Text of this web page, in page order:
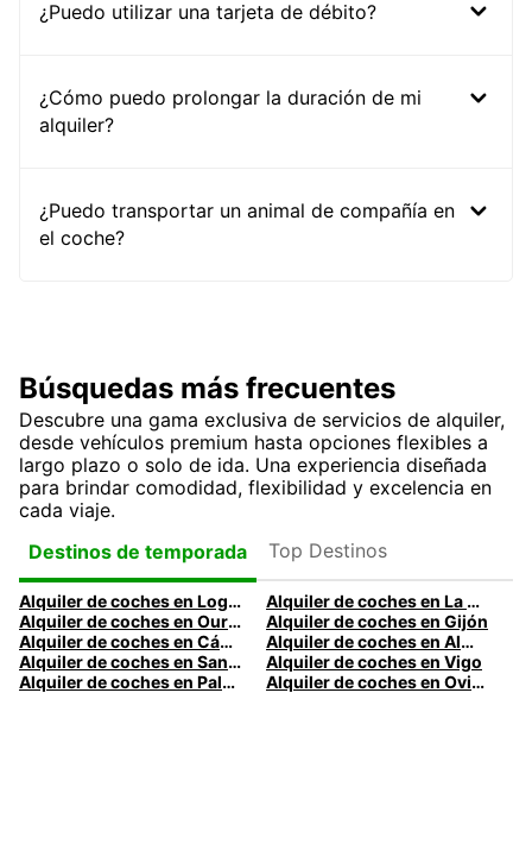
¿Puedo utilizar una tarjeta de débito?
¿Cómo puedo prolongar la duración de mi
alquiler?
¿Puedo transportar un animal de compañía en
el coche?
Búsquedas más frecuentes
Descubre una gama exclusiva de servicios de alquiler,
desde vehículos premium hasta opciones flexibles a
largo plazo o solo de ida. Una experiencia diseñada
para brindar comodidad, flexibilidad y excelencia en
cada viaje.
Destinos de temporada
Top Destinos
Alquiler de coches en Logroño
Alquiler de coches en La Coruña
Alquiler de coches en Ourense
Alquiler de coches en Gijón
Alquiler de coches en Cádiz
Alquiler de coches en Almería
Alquiler de coches en Santander
Alquiler de coches en Vigo
Alquiler de coches en Palma
Alquiler de coches en Oviedo